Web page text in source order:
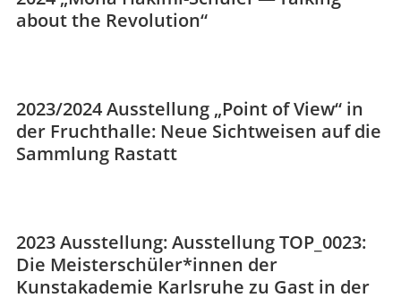
about the Revolution“
2023/2024 Ausstellung „Point of View“ in
der Fruchthalle: Neue Sichtweisen auf die
Sammlung Rastatt
2023 Ausstellung: Ausstellung TOP_0023:
Die Meisterschüler*innen der
Kunstakademie Karlsruhe zu Gast in der